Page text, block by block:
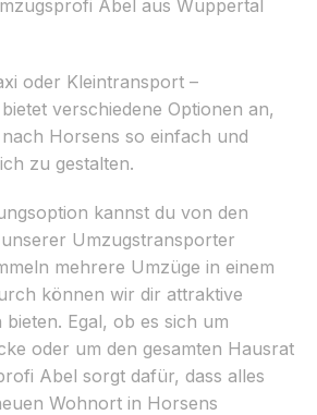
Abel aus Wuppertal
oder Kleintransport –
verschiedene Optionen an,
Horsens so einfach und
zu gestalten.
kannst du von den
Umzugstransporter
mehrere Umzüge in einem
können wir dir attraktive
Egal, ob es sich um
oder um den gesamten Hausrat
Abel sorgt dafür, dass alles
Wohnort in Horsens